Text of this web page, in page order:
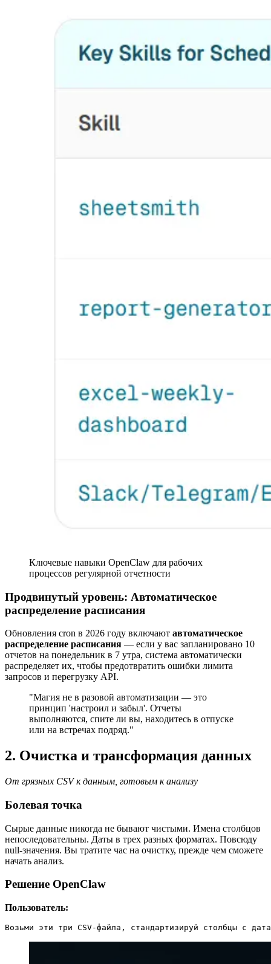
Ключевые навыки OpenClaw для рабочих
процессов регулярной отчетности
Продвинутый уровень: Автоматическое
распределение расписания
Обновления cron в 2026 году включают автоматическое
распределение расписания — если у вас запланировано 10
отчетов на понедельник в 7 утра, система автоматически
распределяет их, чтобы предотвратить ошибки лимита
запросов и перегрузку API.
"Магия не в разовой автоматизации — это
принцип 'настроил и забыл'. Отчеты
выполняются, спите ли вы, находитесь в отпуске
или на встречах подряд."
2. Очистка и трансформация данных
От грязных CSV к данным, готовым к анализу
Болевая точка
Сырые данные никогда не бывают чистыми. Имена столбцов
непоследовательны. Даты в трех разных форматах. Повсюду
null-значения. Вы тратите час на очистку, прежде чем сможете
начать анализ.
Решение OpenClaw
Пользователь:
Возьми эти три CSV-файла, стандартизируй столбцы с